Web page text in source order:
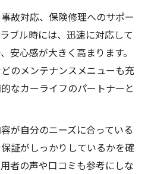
故対応、保険修理へのサポー
ブル時には、迅速に対応して
安心感が大きく高まります。
のメンテナンスメニューも充
なカーライフのパートナーと
が自分のニーズに合っている
証がしっかりしているかを確
者の声や口コミも参考にしな